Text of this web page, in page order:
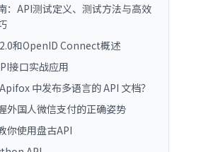
：API测试定义、测试方法与高效
和OpenID Connect概述
接口实战应用
中发布多语言的 API 文档？
外国人微信支付的正确姿势
你使用盘古API